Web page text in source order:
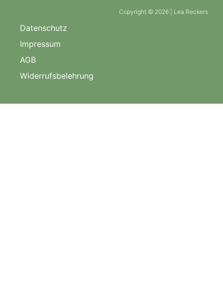
Copyright © 2026 | Lea Reckers
Datenschutz
Impressum
AGB
Widerrufsbelehrung